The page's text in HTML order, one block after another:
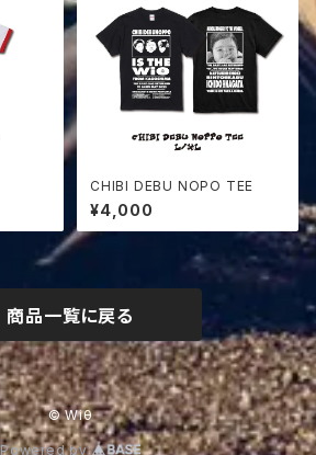
CHIBI DEBU NOPO TEE
¥4,000
商品一覧に戻る
© Wiθ
Powered by